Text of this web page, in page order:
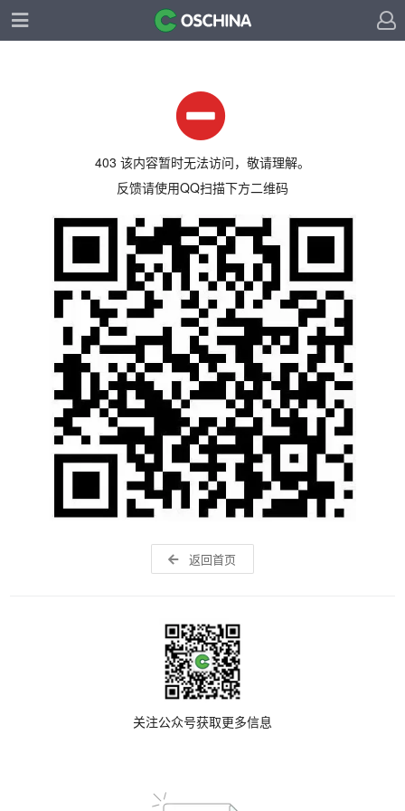
403 该内容暂时无法访问，敬请理解。
反馈请使用QQ扫描下方二维码
返回首页
关注公众号获取更多信息